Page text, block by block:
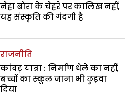
नेहा बोरा के चेहरे पर कालिख नहीं,
यह संस्कृति की गंदगी है
राजनीति
कांवड़ यात्रा : निर्माण धेले का नहीं,
बच्चों का स्कूल जाना भी छुड़वा
दिया